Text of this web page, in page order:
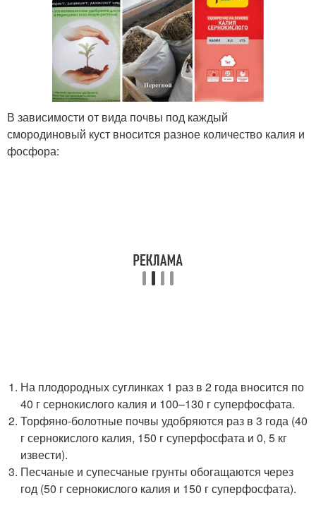
В зависимости от вида почвы под каждый
смородиновый куст вносится разное количество калия и
фосфора:
На плодородных суглинках 1 раз в 2 года вносится по
40 г сернокислого калия и 100–130 г суперфосфата.
Торфяно-болотные почвы удобряются раз в 3 года (40
г сернокислого калия, 150 г суперфосфата и 0, 5 кг
извести).
Песчаные и супесчаные грунты обогащаются через
год (50 г сернокислого калия и 150 г суперфосфата).